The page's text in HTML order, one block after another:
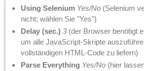
Using Selenium Yes/No (Selenium
nicht; wählen Sie "Yes")
Delay (sec.) 3 (der Browser benötigt
um alle JavaScript-Skripte
vollständigen HTML-Code zu liefern)
Parse Everything Yes/No (hier